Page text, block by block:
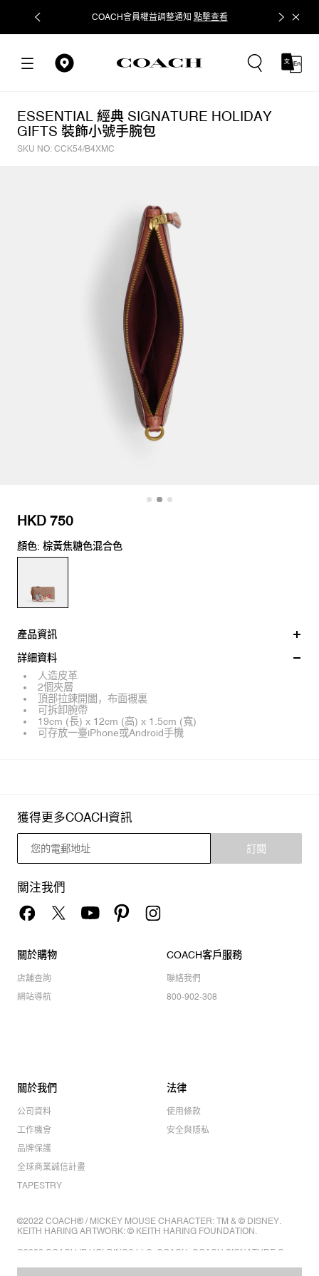
COACH會員權益調整通知 點擊查看 立即追蹤
ESSENTIAL 經典 SIGNATURE HOLIDAY
GIFTS 裝飾小號手腕包
SKU NO: CCK54/B4XMC
HKD 750
顏色: 棕黃焦糖色混合色
產品資訊
詳細資料
人造皮革
2個夾層
頂部拉鍊開闔，布面襯裏
可拆卸腕帶
19cm (長) x 12cm (高) x 1.5cm (寬)
可存放一臺iPhone或Android手機
獲得更多COACH資訊
訂閱
關注我們
關於購物
店舖查詢
網站導航
COACH客戶服務
聯絡我們
800-902-308
關於我們
公司資料
工作機會
品牌保護
全球商業誠信計畫
TAPESTRY
法律
使用條款
安全與隱私
©2022 COACH® / MICKEY MOUSE CHARACTER: TM & © DISNEY.
KEITH HARING ARTWORK: © KEITH HARING FOUNDATION.
©2022 COACH IP HOLDINGS LLC. COACH, COACH SIGNATURE C